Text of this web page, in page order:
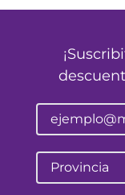
Provincia